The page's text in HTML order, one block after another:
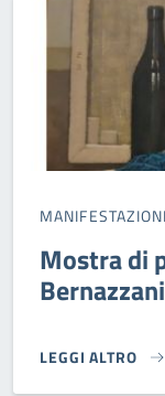
Mostra di
Bernazzani
LEGGI ALTRO
MOSTRA DI